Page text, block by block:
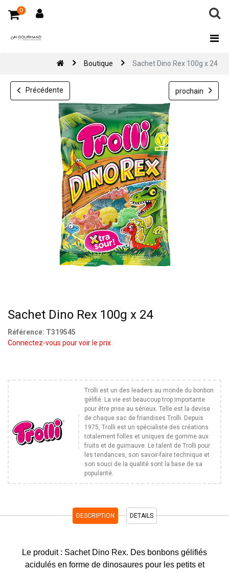
0
Boutique Sachet Dino Rex 100g x 24
Précédente prochain
Sachet Dino Rex 100g x 24
Référence: T319545
Connectez-vous pour voir le prix
Trolli est un des leaders au monde du bonbon
gélifié. La vie est beaucoup trop importante
pour être prise au sérieux. Telle est la devise
de chaque sac de friandises Trolli. Depuis
1975, Trolli est un spécialiste des créations
totalement folles et uniques de gomme aux
fruits et de guimauve. Le talent de Trolli pour
les tendances, son savoir-faire technique et
son souci de la qualité sont la base de sa
popularité.
DESCRIPTION DETAILS
Le produit : Sachet Dino Rex. Des bonbons gélifiés
acidulés en forme de dinosaures pour les petits et